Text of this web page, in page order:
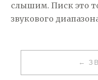
слышим. Писк это
звукового
НАВИГАЦИЯ
ПО